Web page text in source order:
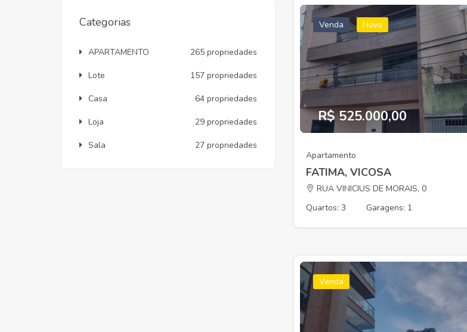
Categorias
APARTAMENTO 265 propriedades
Lote 157 propriedades
Casa 64 propriedades
Loja 29 propriedades
Sala 27 propriedades
Venda Novo
R$ 525.000,00
Apartamento
FATIMA, VICOSA
RUA VINICIUS DE MORAIS, 0
Quartos: 3
Garagens: 1
Venda